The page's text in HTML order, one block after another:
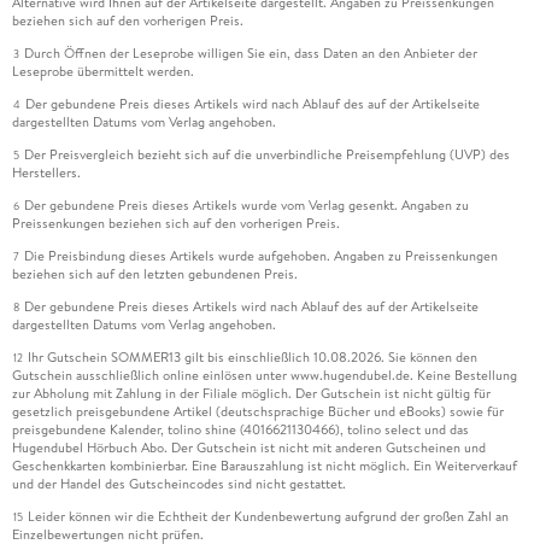
beziehen sich auf den vorherigen Preis.
3 Durch Öffnen der Leseprobe willigen Sie ein, dass Daten an den Anbieter der
Leseprobe übermittelt werden.
4 Der gebundene Preis dieses Artikels wird nach Ablauf des auf der Artikelseite
dargestellten Datums vom Verlag angehoben.
5 Der Preisvergleich bezieht sich auf die unverbindliche Preisempfehlung (UVP) des
Herstellers.
6 Der gebundene Preis dieses Artikels wurde vom Verlag gesenkt. Angaben zu
Preissenkungen beziehen sich auf den vorherigen Preis.
7 Die Preisbindung dieses Artikels wurde aufgehoben. Angaben zu Preissenkungen
beziehen sich auf den letzten gebundenen Preis.
8 Der gebundene Preis dieses Artikels wird nach Ablauf des auf der Artikelseite
dargestellten Datums vom Verlag angehoben.
12 Ihr Gutschein SOMMER13 gilt bis einschließlich 10.08.2026. Sie können den
Gutschein ausschließlich online einlösen unter www.hugendubel.de. Keine Bestellung
zur Abholung mit Zahlung in der Filiale möglich. Der Gutschein ist nicht gültig für
gesetzlich preisgebundene Artikel (deutschsprachige Bücher und eBooks) sowie für
preisgebundene Kalender, tolino shine (4016621130466), tolino select und das
Hugendubel Hörbuch Abo. Der Gutschein ist nicht mit anderen Gutscheinen und
Geschenkkarten kombinierbar. Eine Barauszahlung ist nicht möglich. Ein Weiterverkauf
und der Handel des Gutscheincodes sind nicht gestattet.
15 Leider können wir die Echtheit der Kundenbewertung aufgrund der großen Zahl an
Einzelbewertungen nicht prüfen.